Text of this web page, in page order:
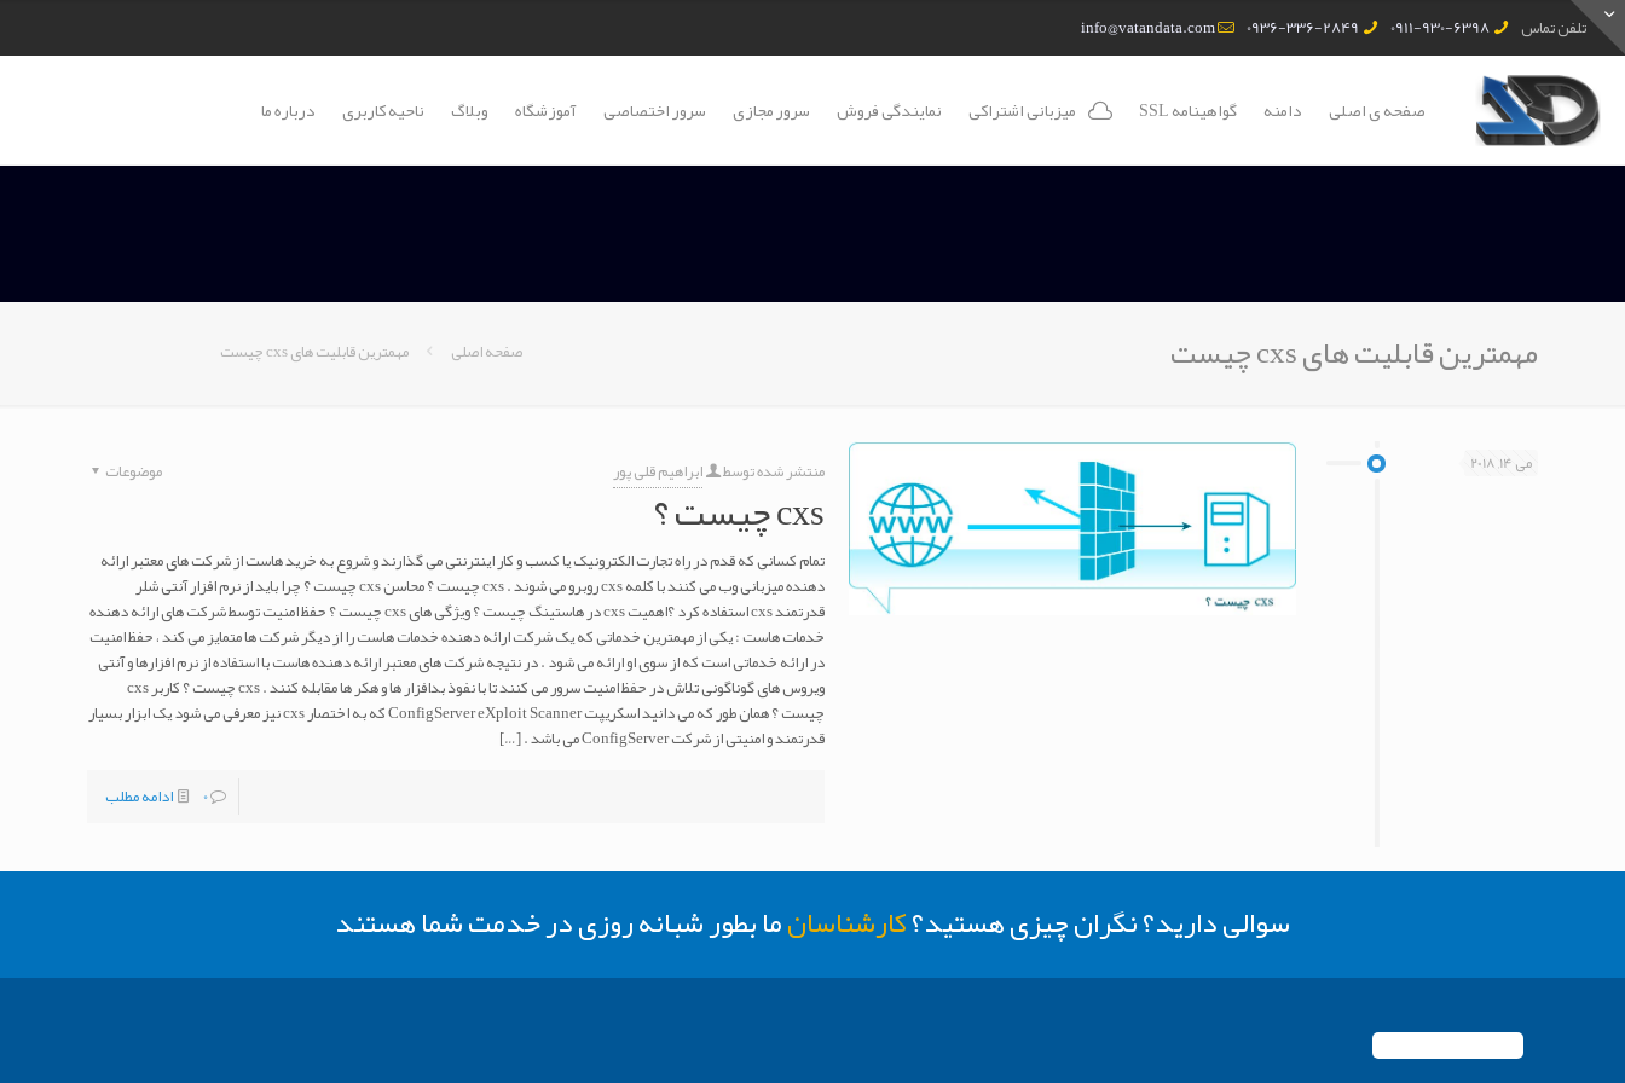
تلفن تماس 0911-930-6398
0936-336-2849
info@vatandata.com
صفحه ی اصلی دامنه گواهینامه SSL میزبانی اشتراکی نمایندگی فروش سرور مجازی سرور اختصاصی آموزشگاه وبلاگ ناحیه کاربری درباره ما
مهمترین قابلیت های cxs چیست صفحه اصلی مهمترین قابلیت های cxs چیست
می 14, 2018 منتشر شده توسط ابراهیم قلی پور موضوعات
cxs چیست ؟
تمام کسانی که قدم در راه تجارت الکترونیک یا کسب و کار اینترنتی می گذارند و شروع به خرید هاست از شرکت های معتبر ارائه
دهنده میزبانی وب می کنند با کلمه cxs روبرو می شوند . cxs چیست ؟ محاسن cxs چیست ؟ چرا باید از نرم افزار آنتی شلر
قدرتمند cxs استفاده کرد ؟اهمیت cxs در هاستینگ چیست ؟ ویژگی های cxs چیست ؟ حفظ امنیت توسط شرکت های ارائه دهنده
خدمات هاست : یکی از مهمترین خدماتی که یک شرکت ارائه دهنده خدمات هاست را از دیگر شرکت ها متمایز می کند ، حفظ امنیت
در ارائه خدماتی است که از سوی او ارائه می شود . در نتیجه شرکت های معتبر ارائه دهنده هاست با استفاده از نرم افزارها و آنتی
ویروس های گوناگونی تلاش در حفظ امنیت سرور می کنند تا با نفوذ بدافزار ها و هکر ها مقابله کنند . cxs چیست ؟ کاربر cxs
چیست ؟ همان طور که می دانید اسکریپت ConfigServer eXploit Scanner که به اختصار cxs نیز معرفی می شود یک ابزار بسیار
قدرتمند و امنیتی از شرکت ConfigServer می باشد .
[…]
0
ادامه مطلب
سوالی دارید؟ نگران چیزی هستید؟کارشناسانما بطور شبانه روزی در خدمت شما هستند